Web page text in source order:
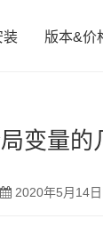
装 版本&价
变量的
2020年5月14